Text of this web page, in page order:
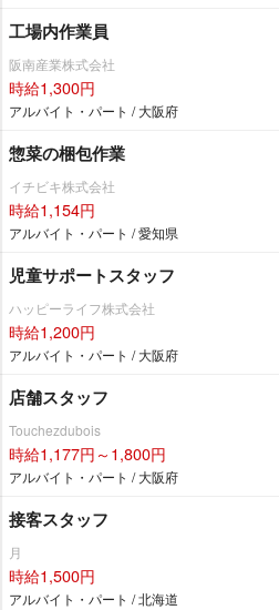
工場内作業員
阪南産業株式会社
時給1,300円
アルバイト・パート / 大阪府
惣菜の梱包作業
イチビキ株式会社
時給1,154円
アルバイト・パート / 愛知県
児童サポートスタッフ
ハッピーライフ株式会社
時給1,200円
アルバイト・パート / 大阪府
店舗スタッフ
Touchezdubois
時給1,177円～1,800円
アルバイト・パート / 大阪府
接客スタッフ
月
時給1,500円
アルバイト・パート / 北海道